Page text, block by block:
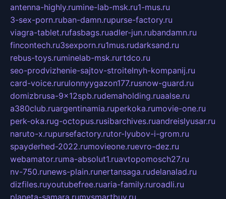
antenna-highly.rumine-lab-msk.ru1-mus.ru
3-sex-porn.ruban-damn.rupurse-factory.ru
viagra-tablet.rufasbags.ruadler-jun.rubandamn.ru
fincontech.ru3sexporn.ru1mus.rudarksand.ru
rebus-toys.ruminelab-msk.rurtdco.ru
seo-prodvizhenie-sajtov-stroitelnyh-kompanij.ru
card-voice.rurulonnyygazon177.rusnow-guard.ru
domizbrusa-9x12spb.rudemaholding.ruaalse.ru
a380club.ruargentinamia.ruperkoka.rumovie-one.ru
perk-oka.rug-octopus.rusibarchives.ruandreislyusar.ru
naruto-x.rupursefactory.rutor-lyubov-i-grom.ru
spayderhed-2022.rumovieone.ruevro-dez.ru
webamator.ruma-absolut1.ruavtopomosch27.ru
nv-750.runews-plain.runertansaga.rudelanalad.ru
dizfiles.ruyoutubefree.ruaria-family.ruroadli.ru